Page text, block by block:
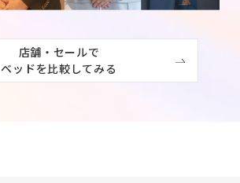
店舗・セールで
ベッドを比較してみる